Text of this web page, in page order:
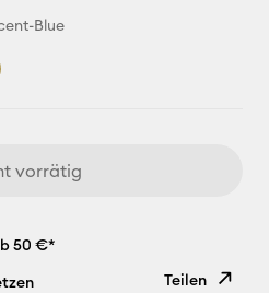
Blue
vorrätig
50 €*
Teilen